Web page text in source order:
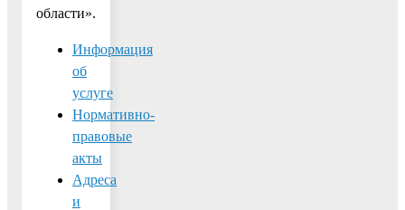
области».
Информация
об
услуге
Нормативно-
правовые
акты
Адреса
и